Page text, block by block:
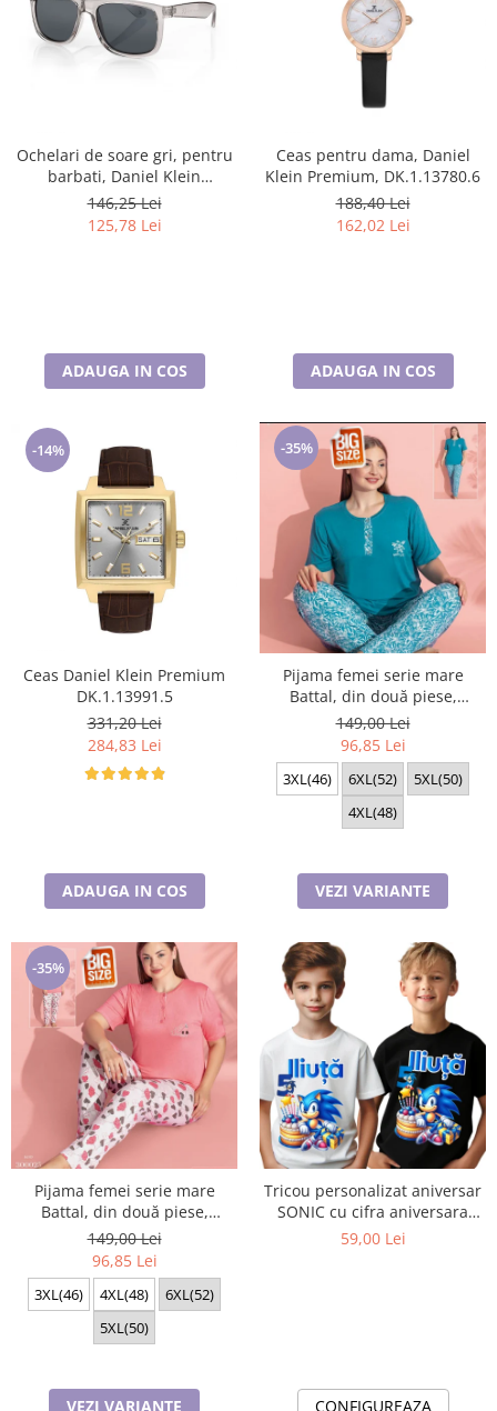
Ochelari de soare gri, pentru
barbati, Daniel Klein
Sunglasses, DK3254-3
146,25 Lei
125,78 Lei
ADAUGA IN COS
Ceas pentru dama, Daniel
Klein Premium, DK.1.13780.6
188,40 Lei
162,02 Lei
ADAUGA IN COS
-14%
Ceas Daniel Klein Premium
DK.1.13991.5
331,20 Lei
284,83 Lei
ADAUGA IN COS
-35%
Pijama femei serie mare
Battal, din două piese,
bumbac , Lux PIJ32974
149,00 Lei
96,85 Lei
3XL(46) 6XL(52)
5XL(50)
4XL(48)
VEZI VARIANTE
-35%
Pijama femei serie mare
Battal, din două piese,
bumbac , Lux PIJ300025
149,00 Lei
96,85 Lei
3XL(46) 4XL(48)
6XL(52)
5XL(50)
VEZI VARIANTE
Tricou personalizat aniversar
SONIC cu cifra aniversara
TAS101
59,00 Lei
CONFIGUREAZA